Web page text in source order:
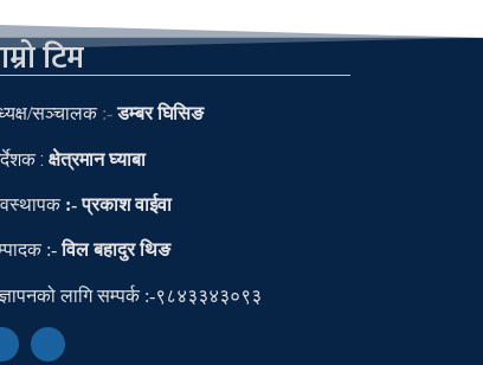
टिम
/सञ्चालक:- डम्बर घिसिङ
:क्षेत्रमान घ्याबा
:- प्रकाश वाईवा
:- विल बहादुर थिङ
लागि सम्पर्क :-९८४३३४३०९३